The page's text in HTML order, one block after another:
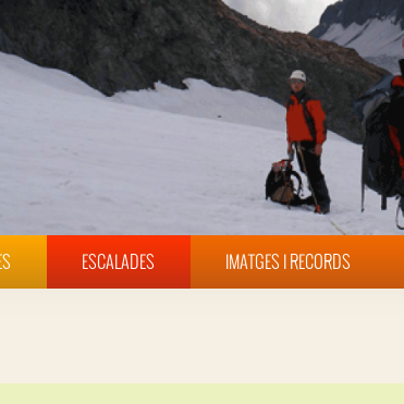
ESCALADES IMATGES I RECORDS